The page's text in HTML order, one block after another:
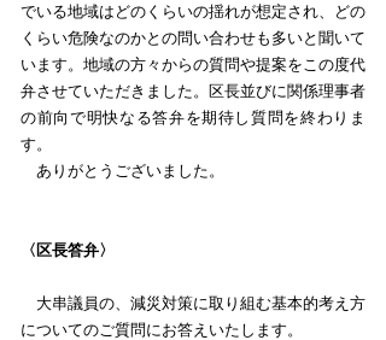
でいる地域はどのくらいの揺れが想定され、どの
くらい危険なのかとの問い合わせも多いと聞いて
います。地域の方々からの質問や提案をこの度代
弁させていただきました。区長並びに関係理事者
の前向で明快なる答弁を期待し質問を終わりま
す。
ありがとうございました。
〈区長答弁〉
大串議員の、減災対策に取り組む基本的考え方
についてのご質問にお答えいたします。